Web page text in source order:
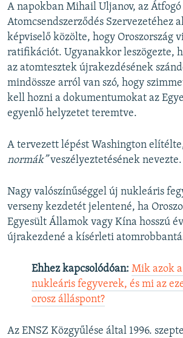
A napokban Mihail Uljanov, az Átfogó
Atomcsendszerződés Szervezetéhez
képviselő közölte, hogy Oroszország
ratifikációt. Ugyanakkor leszögezte,
az atomtesztek újrakezdésének
mindössze arról van szó, hogy
kell hozni a dokumentumokat az
egyenlő helyzetet teremtve.
A tervezett lépést Washington
normák”veszélyeztetésének nevezte.
Nagy valószínűséggel új nukleáris
verseny kezdetét jelentené, ha
Egyesült Államok vagy Kína hosszú
újrakezdené a kísérleti
Ehhez kapcsolódóan: Mik azok
nukleáris fegyverek, és mi az
orosz álláspont?
Az ENSZ Közgyűlése által 1996.